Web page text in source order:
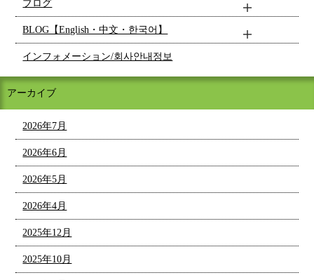
ブログ
BLOG【English・中文・한국어】
インフォメーション/회사안내정보
アーカイブ
2026年7月
2026年6月
2026年5月
2026年4月
2025年12月
2025年10月